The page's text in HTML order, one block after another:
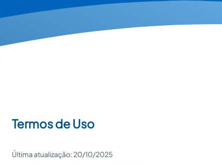
Termos de Uso
Última atualização: 20/10/2025